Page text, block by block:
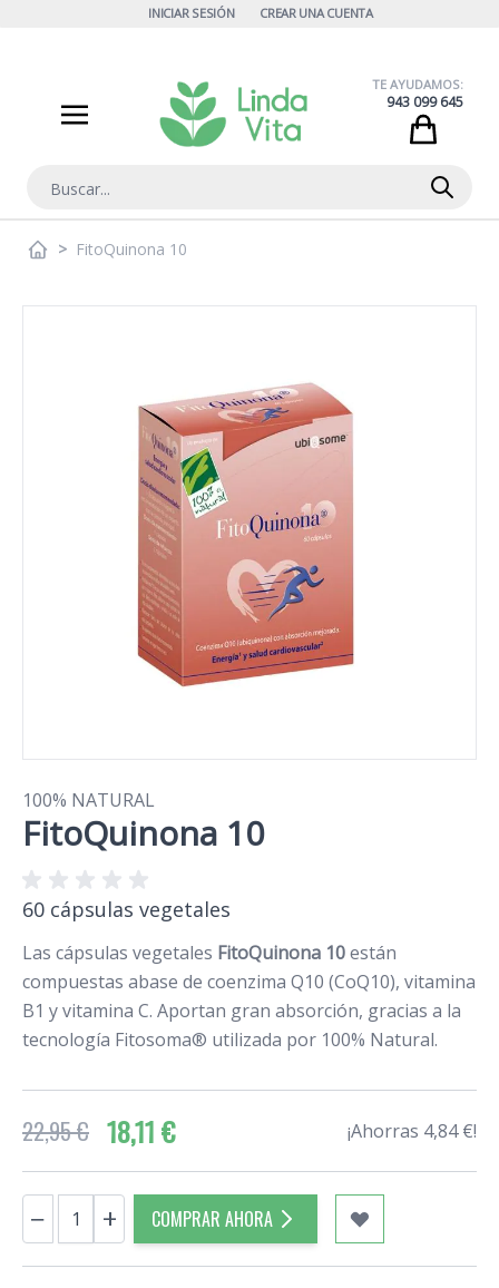
INICIAR SESIÓN CREAR UNA CUENTA
Buscar
TE AYUDAMOS:
943 099 645
> FitoQuinona 10
100% NATURAL
FitoQuinona 10
60 cápsulas vegetales
Las cápsulas vegetales FitoQuinona 10están
compuestas abase de coenzima Q10 (CoQ10), vitamina
B1 y vitamina C. Aportan gran absorción, gracias a la
tecnología Fitosoma® utilizada por 100% Natural.
22,95 € 18,11 € ¡Ahorras 4,84 €!
Cantidad
− + COMPRAR AHORA